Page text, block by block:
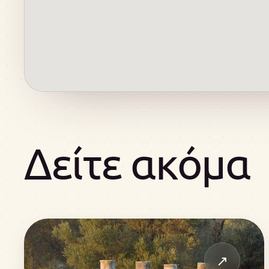
Δείτε ακόμα
↗